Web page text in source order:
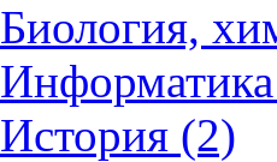
Биология,
История (2)